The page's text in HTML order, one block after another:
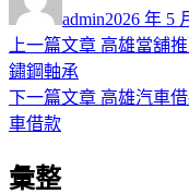
者
admin佈
日
2026 年 5
文
章
導
覽
上一篇文章 上
篇
高雄當舖
鏽鋼軸承
下一篇文章 下
高雄汽車
車借款
彙整